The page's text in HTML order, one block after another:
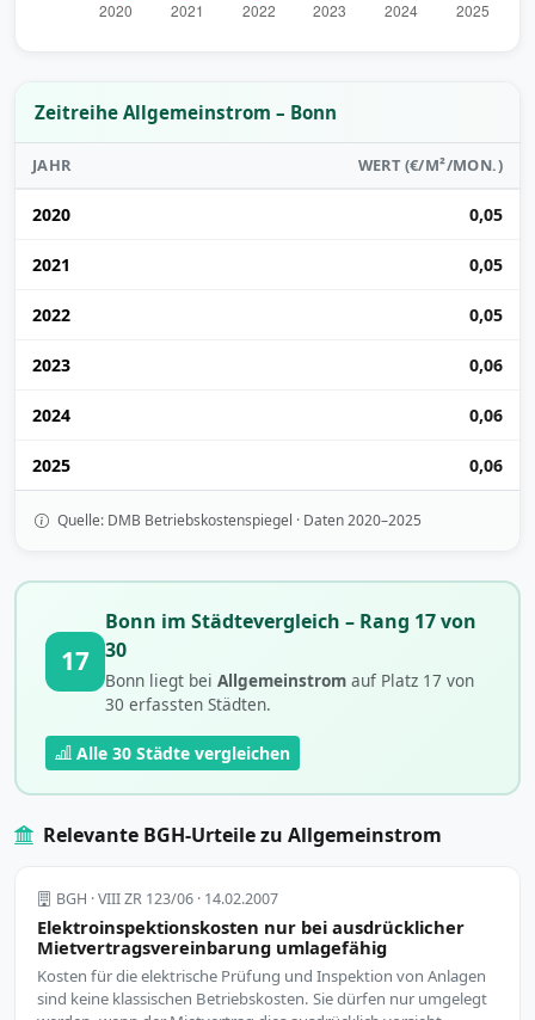
Zeitreihe Allgemeinstrom – Bonn
JAHR WERT (€/M²/MON.)
2020 0,05
2021 0,05
2022 0,05
2023 0,06
2024 0,06
2025 0,06
Quelle: DMB Betriebskostenspiegel · Daten 2020–2025
17
Bonn im Städtevergleich – Rang 17 von
30
Bonn liegt bei Allgemeinstromauf Platz 17 von
30 erfassten Städten.
Alle 30 Städte vergleichen
Relevante BGH-Urteile zu Allgemeinstrom
BGH · VIII ZR 123/06 · 14.02.2007
Elektroinspektionskosten nur bei ausdrücklicher
Mietvertragsvereinbarung umlagefähig
Kosten für die elektrische Prüfung und Inspektion von Anlagen
sind keine klassischen Betriebskosten. Sie dürfen nur umgelegt